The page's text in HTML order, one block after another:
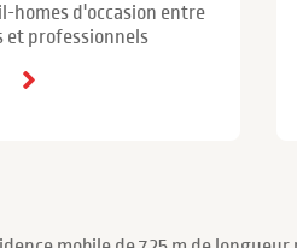
homes d'occasion entre
et professionnels